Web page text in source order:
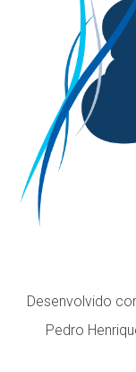
Desenvolvido
Pedro